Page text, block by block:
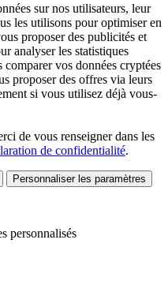
sur nos utilisateurs, leur
les utilisons pour optimiser en
proposer des publicités et
analyser les statistiques
vos données cryptées
proposer des offres via leurs
si vous utilisez déjà vous-
de vous renseigner dans les
de confidentialité.
Personnaliser les paramètres
personnalisés